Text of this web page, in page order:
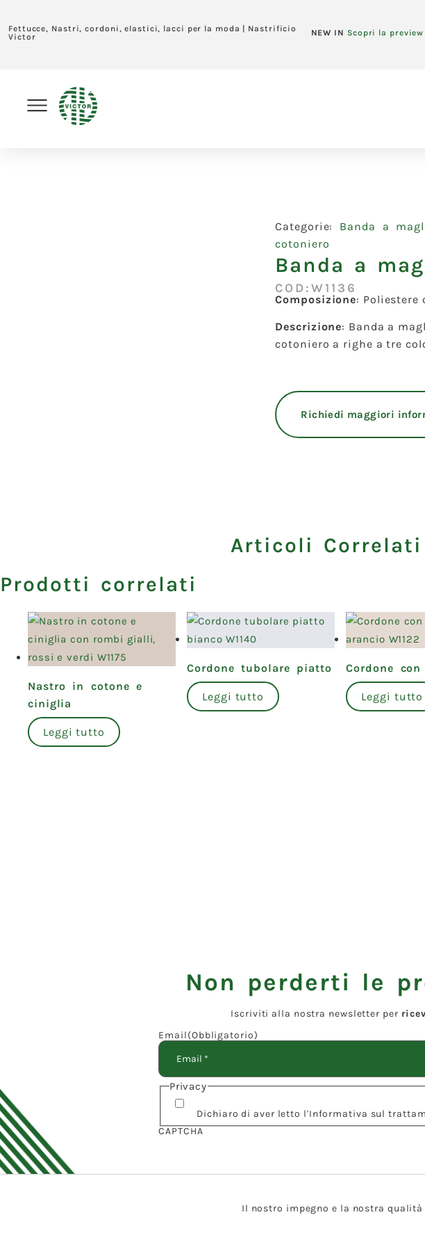
Fettucce, Nastri, cordoni, elastici, lacci per la moda | Nastrificio
Victor
NEW IN Scopri la
Categorie: Banda a
cotoniero
Banda a
COD:W1136
Composizione: Poliestere
Descrizione: Banda a
cotoniero a righe a tre
Richiedi maggiori
Articoli Correlati
Prodotti correlati
Nastro in cotone e
ciniglia
Leggi tutto
Cordone tubolare piatto
Leggi tutto
Cordone
Leggi tutto
Non perderti le
Iscriviti alla nostra newsletter per
Email(Obbligatorio)
Privacy
Dichiaro di aver letto l'Informativa sul
CAPTCHA
Il nostro impegno e la nostra